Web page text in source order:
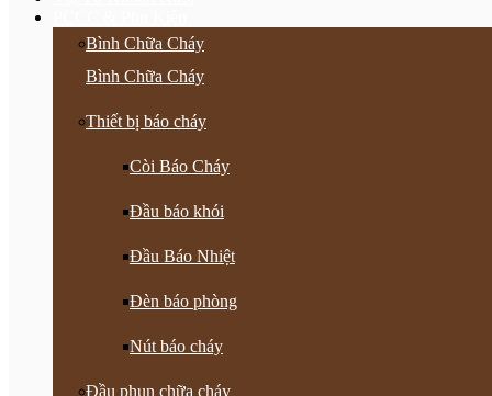
Bình Chữa Cháy
Bình Chữa Cháy
Thiết bị báo cháy
Còi Báo Cháy
Đầu báo khói
Đầu Báo Nhiệt
Đèn báo phòng
Nút báo cháy
Đầu phun chữa cháy